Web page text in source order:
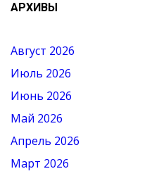
АРХИВЫ
Август 2026
Июль 2026
Июнь 2026
Май 2026
Апрель 2026
Март 2026